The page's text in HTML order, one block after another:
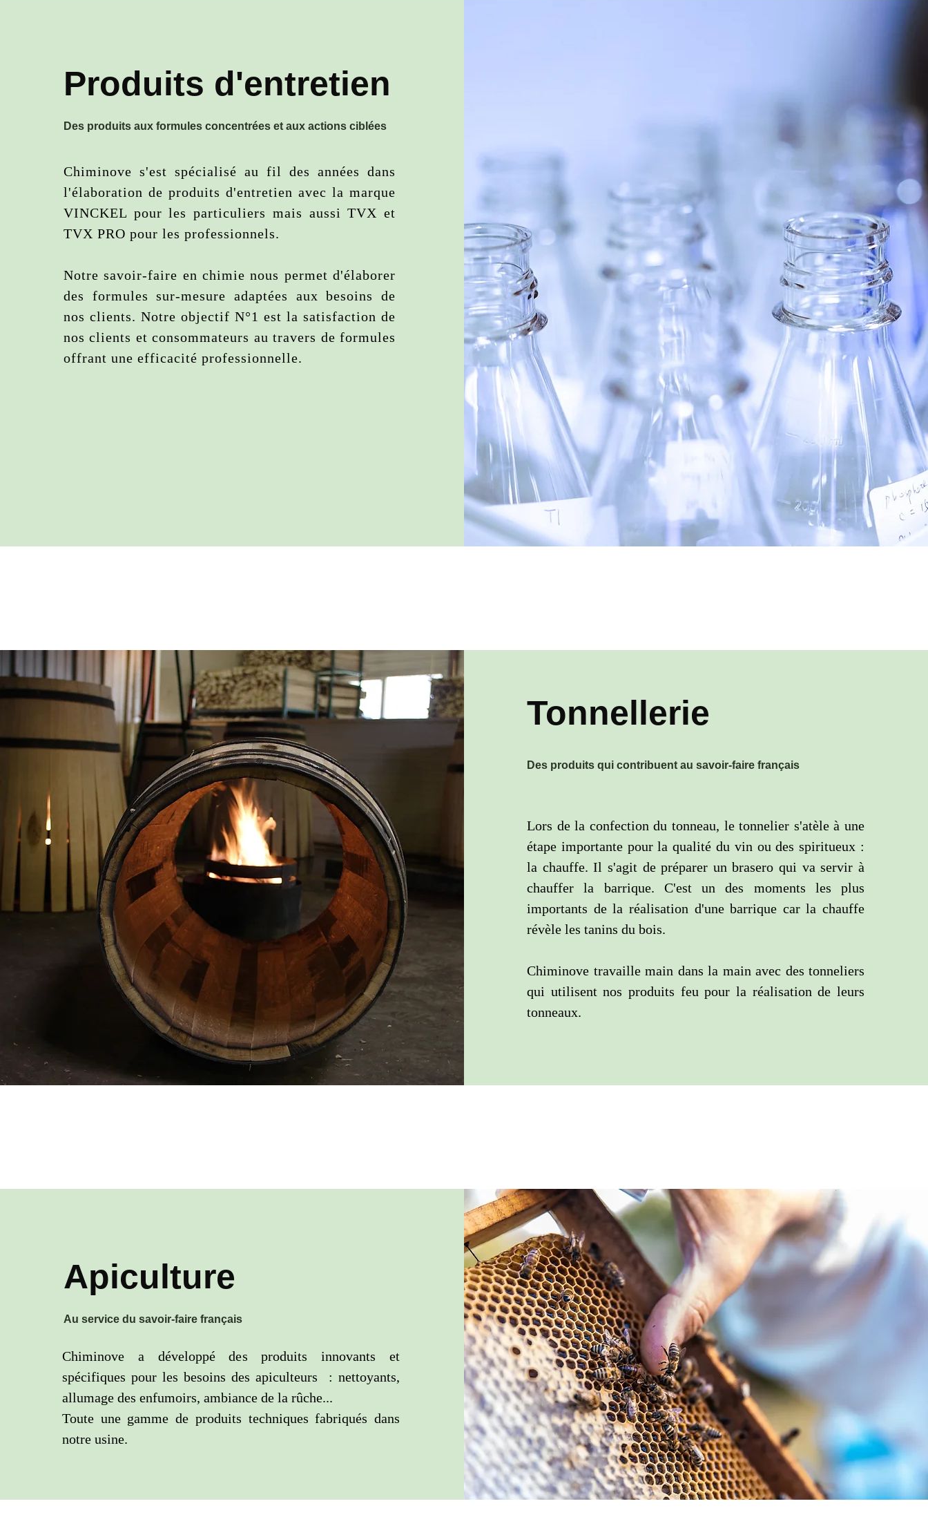
Produits d'entretien
Des produits aux formules concentrées et aux actions ciblées
Chiminove s'est spécialisé au fil des années dans
l'élaboration de produits d'entretien avec la marque
VINCKEL pour les particuliers mais aussi TVX et
TVX PRO pour les professionnels.
Notre savoir-faire en chimie nous permet d'élaborer
des formules sur-mesure adaptées aux besoins de
nos clients. Notre objectif N°1 est la satisfaction de
nos clients et consommateurs au travers de formules
offrant une efficacité professionnelle.
Tonnellerie
Des produits qui contribuent au savoir-faire français
Lors de la confection du tonneau, le tonnelier s'atèle à une
étape importante pour la qualité du vin ou des spiritueux :
la chauffe. Il s'agit de préparer un brasero qui va servir à
chauffer la barrique. C'est un des moments les plus
importants de la réalisation d'une barrique car la chauffe
révèle les tanins du bois.
Chiminove travaille main dans la main avec des tonneliers
qui utilisent nos produits feu pour la réalisation de leurs
tonneaux.
Apiculture
Au service du savoir-faire français
Chiminove a développé des produits innovants et
spécifiques pour les besoins des apiculteurs : nettoyants,
allumage des enfumoirs, ambiance de la rûche...
Toute une gamme de produits techniques fabriqués dans
notre usine.